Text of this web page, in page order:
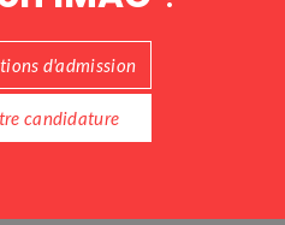
d'admission
candidature